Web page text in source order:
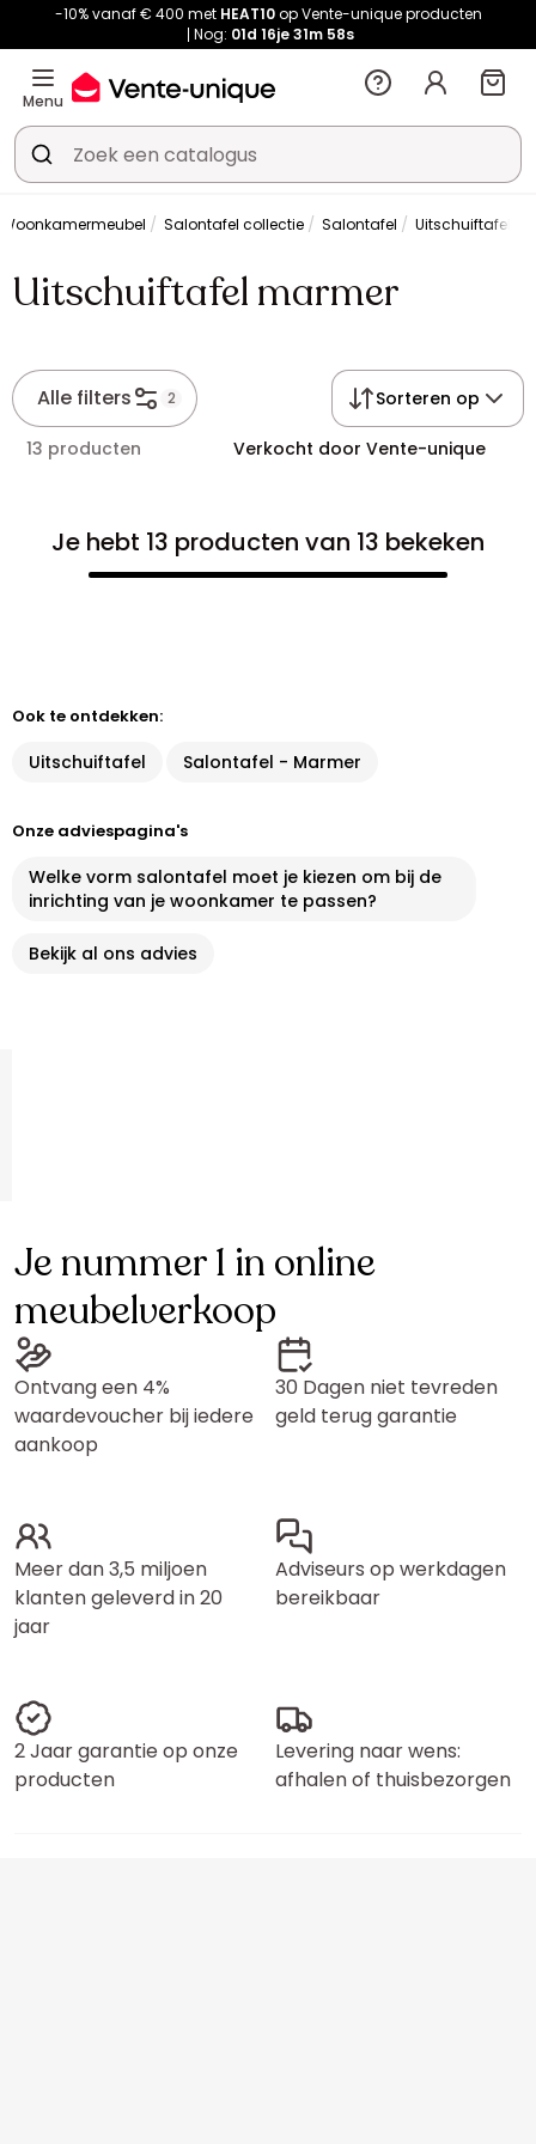
-10% vanaf € 400 met HEAT10op Vente-unique producten
Nog: 01d 16je 31m 58s
Menu
Woonkamermeubel Salontafel collectie Salontafel Uitschuiftafel
Uitschuiftafel marmer
Alle filters 2 Sorteren op
13 producten Verkocht door Vente-unique
Je hebt 13 producten van 13 bekeken
Ook te ontdekken:
Uitschuiftafel Salontafel - Marmer
Onze adviespagina's
Welke vorm salontafel moet je kiezen om bij de
inrichting van je woonkamer te passen?
Bekijk al ons advies
Je nummer 1 in online
meubelverkoop
Ontvang een 4%
waardevoucher bij iedere
aankoop
30 Dagen niet tevreden
geld terug garantie
Meer dan 3,5 miljoen
klanten geleverd in 20
jaar
Adviseurs op werkdagen
bereikbaar
2 Jaar garantie op onze
producten
Levering naar wens:
afhalen of thuisbezorgen